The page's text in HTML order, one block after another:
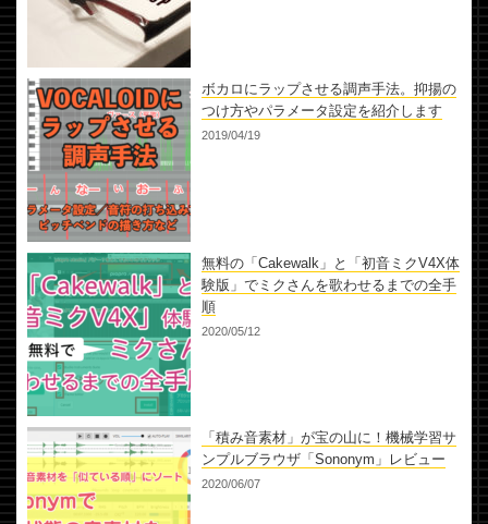
ボカロにラップさせる調声手法。抑揚の
つけ方やパラメータ設定を紹介します
2019/04/19
無料の「Cakewalk」と「初音ミクV4X体
験版」でミクさんを歌わせるまでの全手
順
2020/05/12
「積み音素材」が宝の山に！機械学習サ
ンプルブラウザ「Sononym」レビュー
2020/06/07